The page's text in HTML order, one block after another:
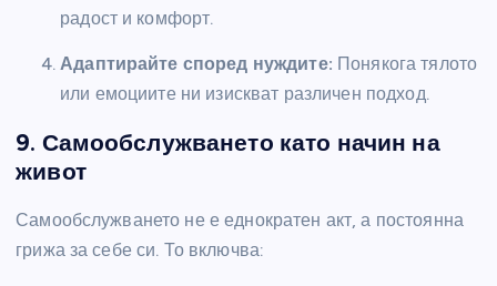
радост и комфорт.
Адаптирайте според нуждите: Понякога тялото
или емоциите ни изискват различен подход.
9. Самообслужването като начин на
живот
Самообслужването не е еднократен акт, а постоянна
грижа за себе си. То включва: